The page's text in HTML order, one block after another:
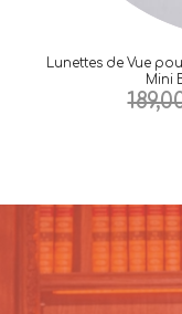
Lunettes de Vue
Mini